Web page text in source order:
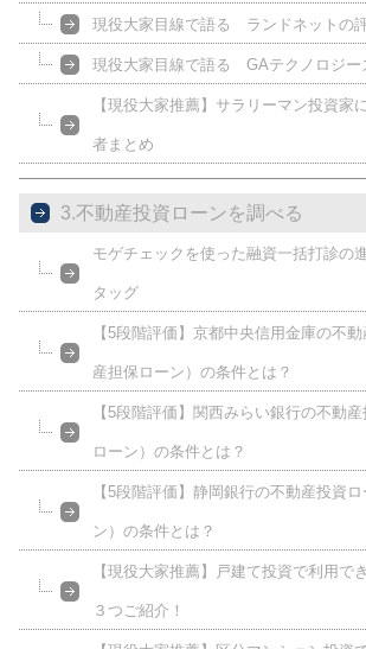
現役大家目線で語る ランドネットの
現役大家目線で語る GAテクノロジー
【現役大家推薦】サラリーマン投資家
者まとめ
3.不動産投資ローンを調べる
モゲチェックを使った融資一括打診の
タッグ
【5段階評価】京都中央信用金庫の不
産担保ローン）の条件とは？
【5段階評価】関西みらい銀行の不動
ローン）の条件とは？
【5段階評価】静岡銀行の不動産投資
ン）の条件とは？
【現役大家推薦】戸建て投資で利用で
３つご紹介！